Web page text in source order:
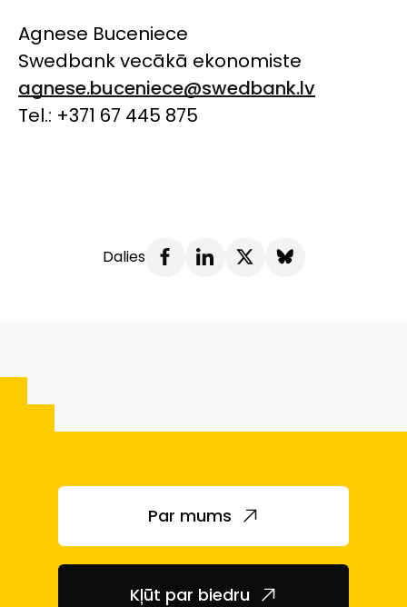
Agnese Buceniece
Swedbankvecākā ekonomiste
agnese.buceniece@swedbank.lv
Tel.: +371 67 445 875
Dalies
Par mums
Kļūt par biedru